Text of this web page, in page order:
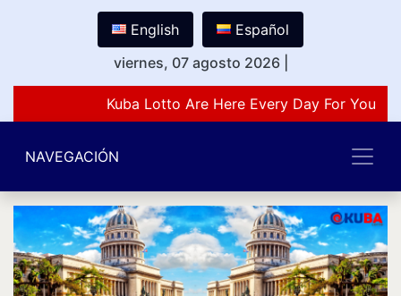
English
Español
viernes, 07 agosto 2026
Kuba Lotto Are Here Every Day For You
NAVEGACIÓN